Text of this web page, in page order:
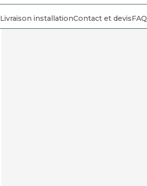
Livraison installationContact et devisFAQ